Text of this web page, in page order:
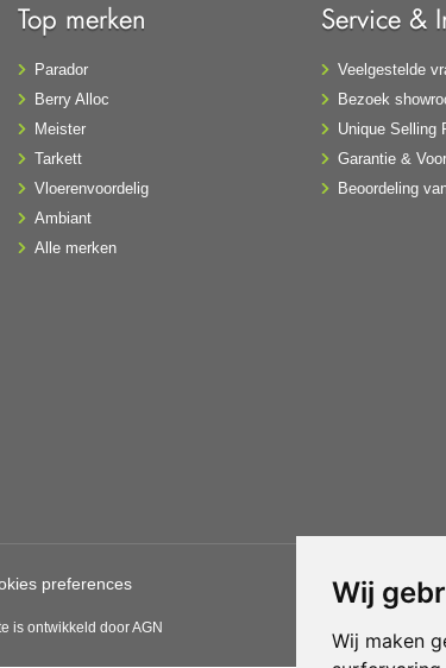
Wij
Wij maken
Top merken
Parador
Berry Alloc
Meister
Tarkett
Vloerenvoordelig
Ambiant
Alle merken
Service &
Veelgestelde
Bezoek
Unique Selling
Garantie &
Beoordeling
preferences
is ontwikkeld door AGN
Gebruik van